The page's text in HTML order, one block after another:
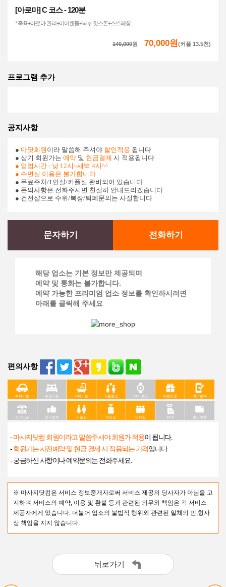
[아로마] C 코스 - 120분
* 족욕+아로마 관리+이어캔들+복부 핫스톤+스트레칭
140,000원 70,000원 (커플 13.5천)
프로그램 추가
공지사항
● 마닷회원 이라 말씀해 주셔야 할인적용 됩니다
● 상기 회원가는 예약 및 현금결제 시 적용됩니다
● 영업시간 : 낮 12시~새벽 4시^^
● 수면실 이용은 불가합니다
● 무료주차/1 인실/커플실 완비되어 있습니다
● 문의사항은 전화주시면 친절히 안내드리겠습니다
● 건전샵으로 수위/복장/퇴폐문의는 사절합니다
문자하기 전화하기
해당 업소는 기본 정보만 제공되며
예약 및 통화는 불가합니다.
예약 가능한 프리미엄 업소 정보를 확인하시려면
아래를 클릭해 주세요
편의사항
주차가능 수면가능 샤워가능 커플할인 24시영업 이벤트중 예약필수
신규오픈 인기업체 커플실 개인실 단체실 Wi-fi 할인쿠폰
-마사지닷컴 회원이라고 말씀주셔야 회원가 적용이 됩니다.
-회원가는 사전예약 및 현금 결제 시 적용되는 가격입니다.
- 궁금하신 사항이나 예약문의는 전화주세요.
※ 마사지닷컴은 서비스 정보중개자로써 서비스 제공의 당사자가 아님을 고
지하며 서비스의 예약, 이용 및 환불 등과 관련된 의무와 책임은 각 서비스
제공자에게 있습니다. 더불어 업소의 불법적 행위와 관련된 일체의 민,형사
상 책임을 지지 않습니다.
뒤로가기